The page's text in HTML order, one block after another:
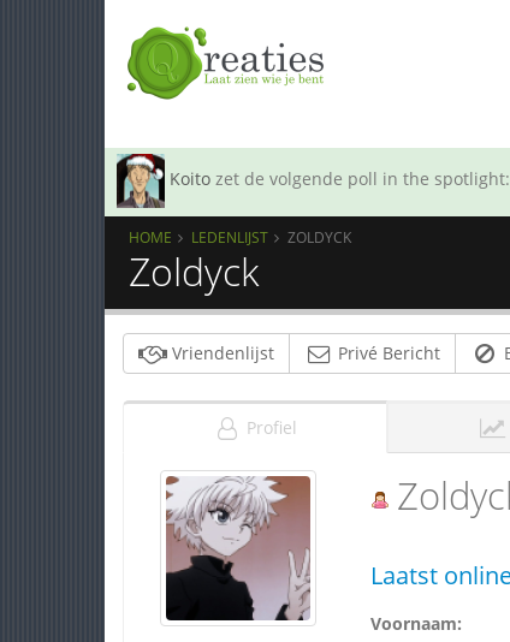
Koito zet de volgende poll in the spotlight:
HOME LEDENLIJST ZOLDYCK
Zoldyck
Vriendenlijst Privé Bericht
Profiel
Laatst
Voornaam: